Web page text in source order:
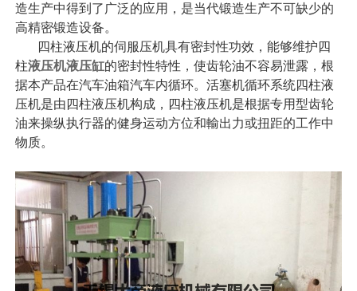
造生产中得到了广泛的应用，是当代锻造生产不可缺少的
高精密锻造设备。
四柱液压机的伺服压机具有密封性功效，能够维护四
柱液压机液压缸的密封性特性，使齿轮油不容易泄露，根
据本产品在汽车油箱汽车内循环。活塞机循环系统四柱液
压机是由四柱液压机构成，四柱液压机是根据专用型齿轮
油来操纵执行器的健身运动方位和輸出力或扭距的工作中
物质。